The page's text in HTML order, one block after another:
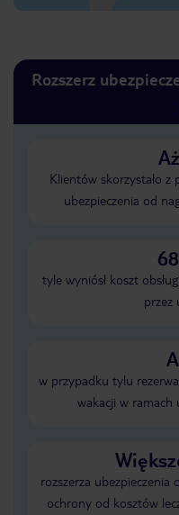
Rozszerz
Klientów skorzystało
ubezpieczenia od
tyle wyniósł koszt
przez
w przypadku tylu
wakacji w ramach
rozszerza ubezpieczenia
ochrony od kosztów